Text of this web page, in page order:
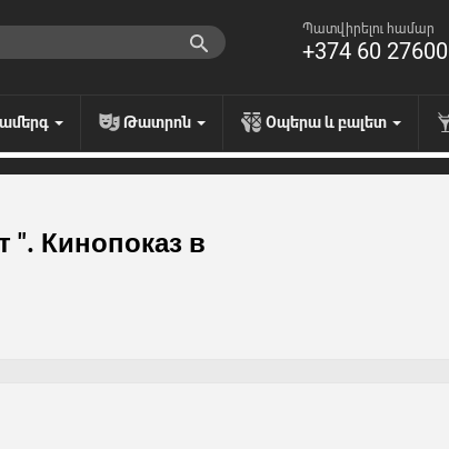
Պատվիրելու համար
+374 60
Թատրոն Օպերա և բալետ
". Кинопоказ в